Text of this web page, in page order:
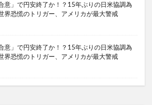
意」で円安終了か！？15年ぶりの日米協調為
界恐慌のトリガー、アメリカが最大警戒
意」で円安終了か！？15年ぶりの日米協調為
界恐慌のトリガー、アメリカが最大警戒